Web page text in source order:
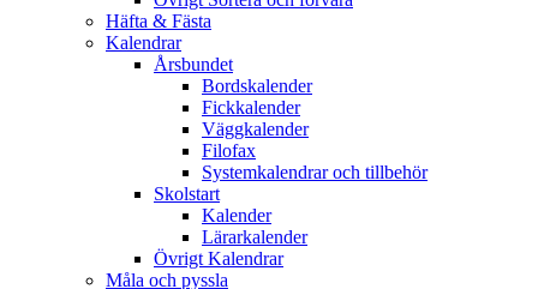
Häfta & Fästa
Kalendrar
Årsbundet
Bordskalender
Fickkalender
Väggkalender
Filofax
Systemkalendrar och tillbehör
Skolstart
Kalender
Lärarkalender
Övrigt Kalendrar
Måla och pyssla